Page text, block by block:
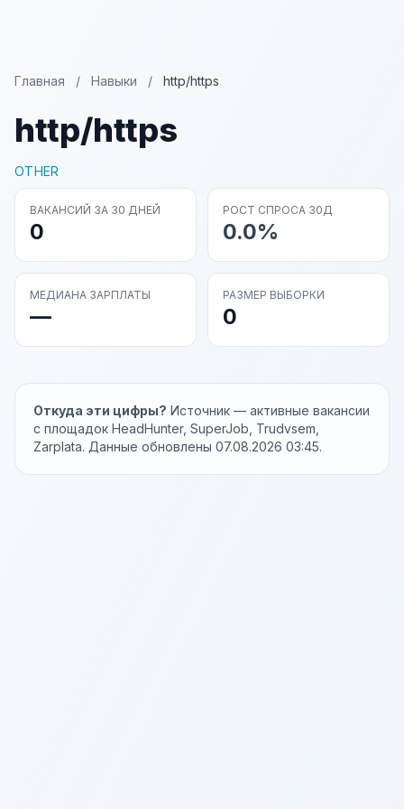
Главная / Навыки / http/https
http/https
OTHER
ВАКАНСИЙ ЗА 30 ДНЕЙ
0
РОСТ СПРОСА 30Д
0.0%
МЕДИАНА ЗАРПЛАТЫ
—
РАЗМЕР ВЫБОРКИ
0
Откуда эти цифры? Источник — активные вакансии
с площадок HeadHunter, SuperJob, Trudvsem,
Zarplata. Данные обновлены 07.08.2026 03:45.